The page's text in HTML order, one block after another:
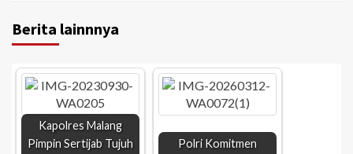
Berita lainnnya
Kapolres Malang
Pimpin Sertijab Tujuh
Polri Komitmen